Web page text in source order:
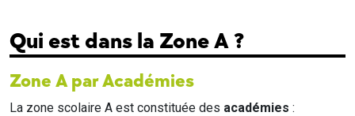
Qui est dans la Zone A ?
Zone A par Académies
La zone scolaire A est constituée des académies :